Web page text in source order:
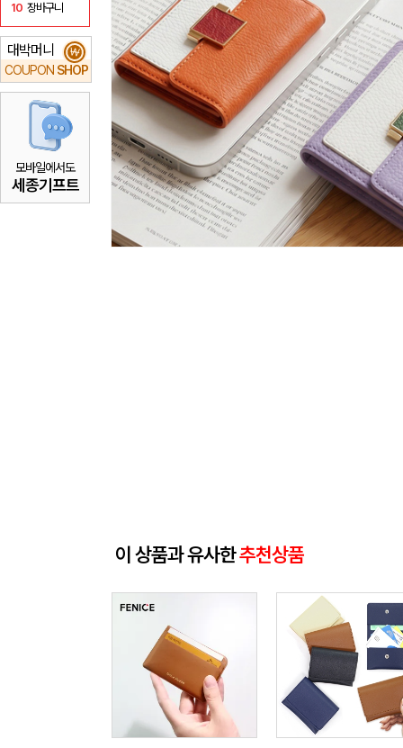
10 장바구니
대박머니
COUPON SHOP
₩
모바일에서도
세종기프트
이 상품과 유사한추천상품